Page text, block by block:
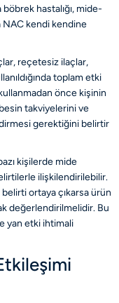
hastalığı, mide-
NAC kendi kendine
reçetesiz ilaçlar,
toplam etki
önce kişinin
takviyelerini ve
gerektiğini belirtir
kişilerde mide
ilişkilendirilebilir.
belirti ortaya çıkarsa ürün
değerlendirilmelidir. Bu
yan etki ihtimali